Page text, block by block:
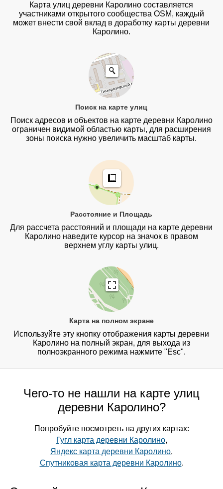
Карта улиц деревни Каролино составляется
участниками открытого сообщества OSM, каждый
может внести свой вклад в доработку карты деревни
Каролино.
Поиск на карте улиц
Поиск адресов и объектов на карте деревни Каролино
ограничен видимой областью карты, для расширения
зоны поиска нужно увеличить масштаб карты.
Расстояние и Площадь
Для рассчета расстояний и площади на карте деревни
Каролино наведите курсор на значок в правом
верхнем углу карты улиц.
Карта на полном экране
Используйте эту кнопку отображения карты деревни
Каролино на полный экран, для выхода из
полноэкранного режима нажмите "Esc".
Чего-то не нашли на карте улиц
деревни Каролино?
Попробуйте посмотреть на других картах:
Гугл карта деревни Каролино,
Яндекс карта деревни Каролино,
Спутниковая карта деревни Каролино.